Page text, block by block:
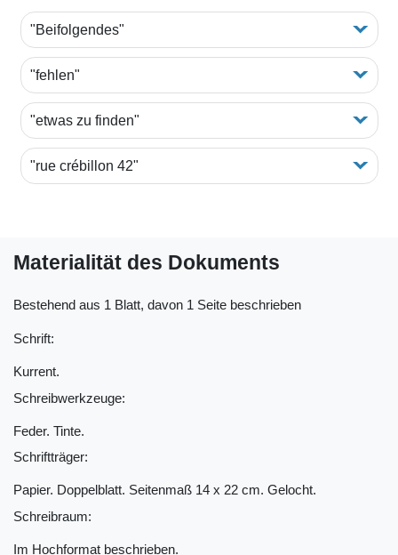
"Beifolgendes"
"fehlen"
"etwas zu finden"
"rue crébillon 42"
Materialität des Dokuments
Bestehend aus 1 Blatt, davon 1 Seite beschrieben
Schrift:
Kurrent.
Schreibwerkzeuge:
Feder. Tinte.
Schriftträger:
Papier. Doppelblatt. Seitenmaß 14 x 22 cm. Gelocht.
Schreibraum:
Im Hochformat beschrieben.